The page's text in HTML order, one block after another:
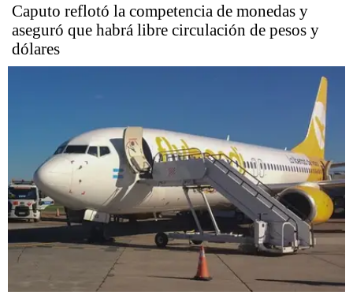
Caputo reflotó la competencia de monedas y
aseguró que habrá libre circulación de pesos y
dólares